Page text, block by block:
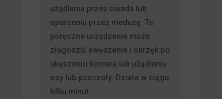
użądleniu przez owada lub
oparzeniu przez meduzę. To
poręczne urządzenie może
złagodzić swędzenie i obrzęk po
ukąszeniu komara lub użądleniu
osy lub pszczoły. Działa w ciągu
kilku minut.